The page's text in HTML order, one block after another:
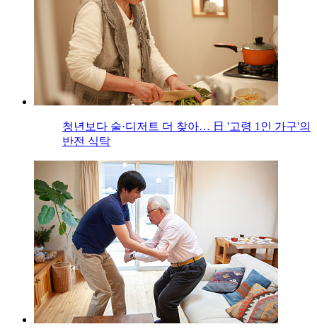
청년보다 술·디저트 더 찾아… 日 '고령 1인 가구'의
반전 식탁